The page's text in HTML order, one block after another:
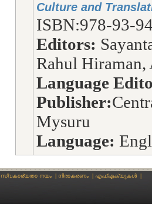
Culture and
ISBN:978-93-
Editors:
Rahul Hiraman,
Language
Publisher:
Mysuru
Language:
സ്വകാര്യതാ നയം നിരാകരണം എഫ്എക്യുകള്‍